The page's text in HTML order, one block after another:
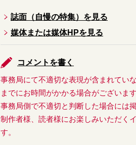
誌面（自慢の特集）を見る
媒体または媒体HPを見る
コメントを書く
事務局にて不適切な表現が含まれてい
までにお時間がかかる場合がございます
事務局側で不適切と判断した場合には
制作者様、読者様にお楽しみいただく
す。